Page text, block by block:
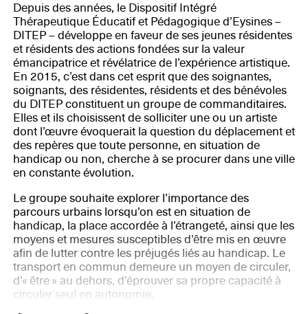
Depuis des années, le Dispositif Intégré
Thérapeutique Éducatif et Pédagogique d’Eysines –
DITEP – développe en faveur de ses jeunes résidentes
et résidents des actions fondées sur la valeur
émancipatrice et révélatrice de l’expérience artistique.
En 2015, c’est dans cet esprit que des soignantes,
soignants, des résidentes, résidents et des bénévoles
du DITEP constituent un groupe de commanditaires.
Elles et ils choisissent de solliciter une ou un artiste
dont l’œuvre évoquerait la question du déplacement et
des repères que toute personne, en situation de
handicap ou non, cherche à se procurer dans une ville
en constante évolution.
Le groupe souhaite explorer l’importance des
parcours urbains lorsqu’on est en situation de
handicap, la place accordée à l’étrangeté, ainsi que les
moyens et mesures susceptibles d’être mis en œuvre
afin de lutter contre les préjugés liés au handicap. Le
transport en commun demeure un moyen de circuler,
d’« être » au dehors, d’éprouver sa propre capacité à
circuler seul en autonomie.